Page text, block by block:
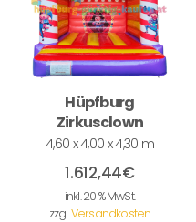
Hüpfburg
Zirkusclown
4,60 x 4,00 x 4,30 m
1.612,44€
inkl. 20 % MwSt.
zzgl.Versandkosten